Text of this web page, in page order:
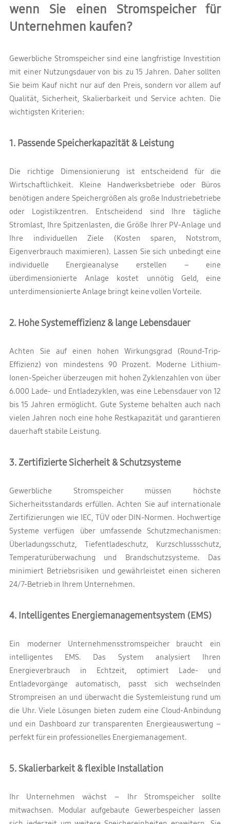
wenn Sie einen Stromspeicher für
Unternehmen kaufen?
Gewerbliche Stromspeicher sind eine langfristige Investition
mit einer Nutzungsdauer von bis zu 15 Jahren. Daher sollten
Sie beim Kauf nicht nur auf den Preis, sondern vor allem auf
Qualität, Sicherheit, Skalierbarkeit und Service achten. Die
wichtigsten Kriterien:
1. Passende Speicherkapazität & Leistung
Die richtige Dimensionierung ist entscheidend für die
Wirtschaftlichkeit. Kleine Handwerksbetriebe oder Büros
benötigen andere Speichergrößen als große Industriebetriebe
oder Logistikzentren. Entscheidend sind Ihre tägliche
Stromlast, Ihre Spitzenlasten, die Größe Ihrer PV-Anlage und
Ihre individuellen Ziele (Kosten sparen, Notstrom,
Eigenverbrauch maximieren). Lassen Sie sich unbedingt eine
individuelle Energieanalyse erstellen – eine
überdimensionierte Anlage kostet unnötig Geld, eine
unterdimensionierte Anlage bringt keine vollen Vorteile.
2. Hohe Systemeffizienz & lange Lebensdauer
Achten Sie auf einen hohen Wirkungsgrad (Round-Trip-
Effizienz) von mindestens 90 Prozent. Moderne Lithium-
Ionen-Speicher überzeugen mit hohen Zyklenzahlen von über
6.000 Lade- und Entladezyklen, was eine Lebensdauer von 12
bis 15 Jahren ermöglicht. Gute Systeme behalten auch nach
vielen Jahren noch eine hohe Restkapazität und garantieren
dauerhaft stabile Leistung.
3. Zertifizierte Sicherheit & Schutzsysteme
Gewerbliche Stromspeicher müssen höchste
Sicherheitsstandards erfüllen. Achten Sie auf internationale
Zertifizierungen wie IEC, TÜV oder DIN-Normen. Hochwertige
Systeme verfügen über umfassende Schutzmechanismen:
Überladungsschutz, Tiefentladeschutz, Kurzschlussschutz,
Temperaturüberwachung und Brandschutzsysteme. Das
minimiert Betriebsrisiken und gewährleistet einen sicheren
24/7-Betrieb in Ihrem Unternehmen.
4. Intelligentes Energiemanagementsystem (EMS)
Ein moderner Unternehmensstromspeicher braucht ein
intelligentes EMS. Das System analysiert Ihren
Energieverbrauch in Echtzeit, optimiert Lade- und
Entladevorgänge automatisch, passt sich wechselnden
Strompreisen an und überwacht die Systemleistung rund um
die Uhr. Viele Lösungen bieten zudem eine Cloud-Anbindung
und ein Dashboard zur transparenten Energieauswertung –
perfekt für ein professionelles Energiemanagement.
5. Skalierbarkeit & flexible Installation
Ihr Unternehmen wächst – Ihr Stromspeicher sollte
mitwachsen. Modular aufgebaute Gewerbespeicher lassen